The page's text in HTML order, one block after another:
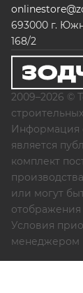
693000 г.
168/2
2009–2026 ©
Информация
является
комплект
или могут
отображения
Условия
менеджером